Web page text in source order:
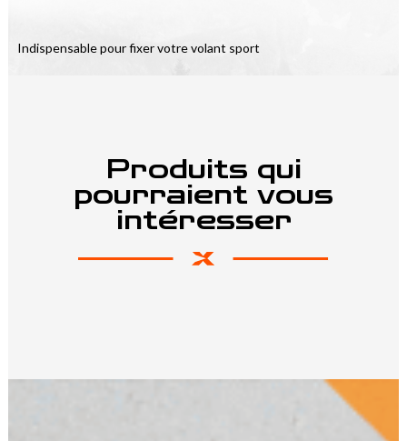
Indispensable pour fixer votre volant sport
Produits qui
pourraient vous
intéresser